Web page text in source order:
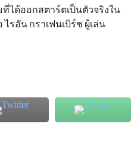
ได้ออกสตาร์ตเป็นตัวจริงใน
รอัน กราเฟนเบิร์ช ผู้เล่น